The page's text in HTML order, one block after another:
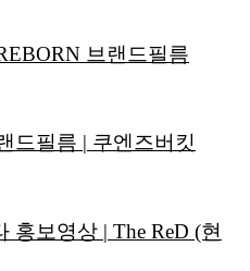
브랜드필름
드필름 | 쿠엔즈버킷
홍보영상 | The ReD (현